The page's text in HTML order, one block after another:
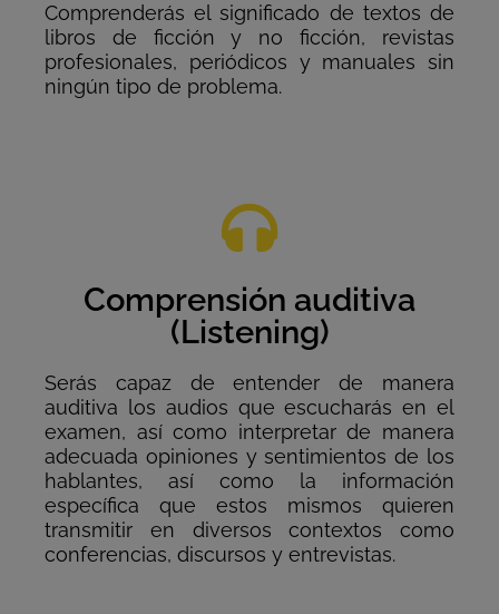
Comprenderás el significado de textos de
libros de ficción y no ficción, revistas
profesionales, periódicos y manuales sin
ningún tipo de problema.
Comprensión auditiva
(Listening)
Serás capaz de entender de manera
auditiva los audios que escucharás en el
examen, así como interpretar de manera
adecuada opiniones y sentimientos de los
hablantes, así como la información
específica que estos mismos quieren
transmitir en diversos contextos como
conferencias, discursos y entrevistas.